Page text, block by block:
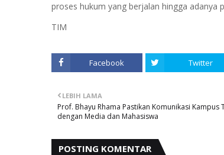
proses hukum yang berjalan hingga adanya
TIM
Facebook Twitter
LEBIH LAMA
Prof. Bhayu Rhama Pastikan Komunikasi Kampus
dengan Media dan Mahasiswa
POSTING KOMENTAR